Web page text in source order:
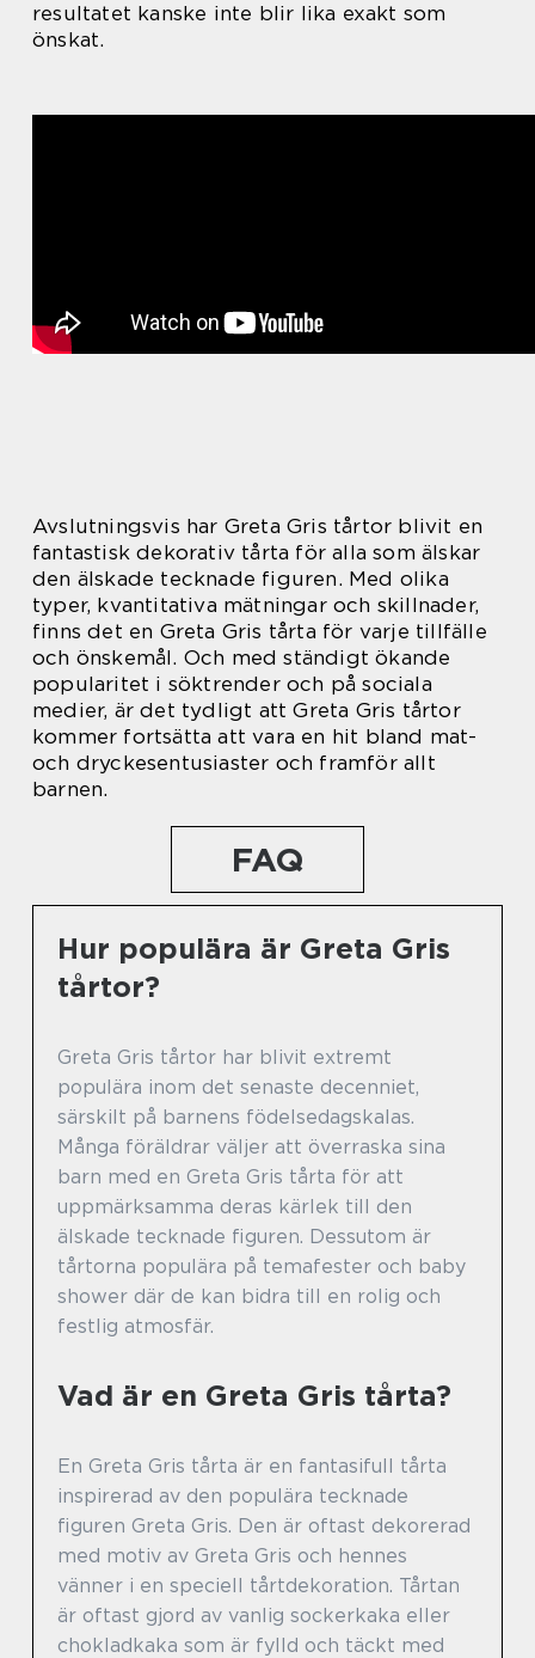
resultatet kanske inte blir lika exakt som
önskat.
Avslutningsvis har Greta Gris tårtor blivit en
fantastisk dekorativ tårta för alla som älskar
den älskade tecknade figuren. Med olika
typer, kvantitativa mätningar och skillnader,
finns det en Greta Gris tårta för varje tillfälle
och önskemål. Och med ständigt ökande
popularitet i söktrender och på sociala
medier, är det tydligt att Greta Gris tårtor
kommer fortsätta att vara en hit bland mat-
och dryckesentusiaster och framför allt
barnen.
FAQ
Hur populära är Greta Gris
tårtor?
Greta Gris tårtor har blivit extremt
populära inom det senaste decenniet,
särskilt på barnens födelsedagskalas.
Många föräldrar väljer att överraska sina
barn med en Greta Gris tårta för att
uppmärksamma deras kärlek till den
älskade tecknade figuren. Dessutom är
tårtorna populära på temafester och baby
shower där de kan bidra till en rolig och
festlig atmosfär.
Vad är en Greta Gris tårta?
En Greta Gris tårta är en fantasifull tårta
inspirerad av den populära tecknade
figuren Greta Gris. Den är oftast dekorerad
med motiv av Greta Gris och hennes
vänner i en speciell tårtdekoration. Tårtan
är oftast gjord av vanlig sockerkaka eller
chokladkaka som är fylld och täckt med